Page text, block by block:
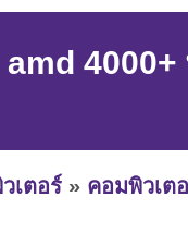
4000+
เตอร์ » คอมพิวเต